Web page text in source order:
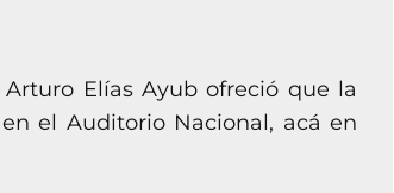
Elías Ayub ofreció que la
el Auditorio Nacional, acá en